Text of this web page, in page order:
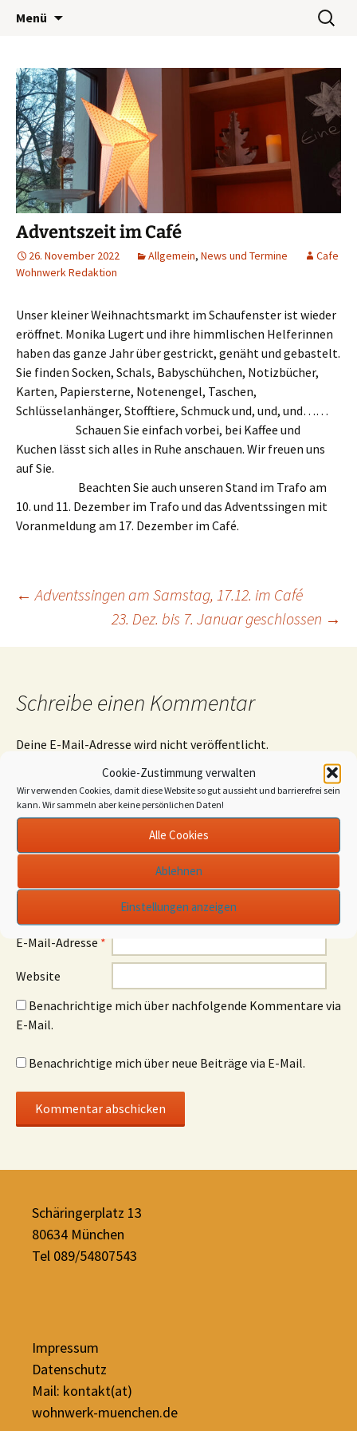
Cookie-Zustimmung verwalten
Wir verwenden Cookies, damit diese Website so gut aussieht und barrierefrei sein
kann. Wir sammeln aber keine persönlichen Daten!
Alle Cookies
Ablehnen
Einstellungen anzeigen
Café Wohnwerk
Wohnwerk München e.V.
Menü
Suchen
nach:
Adventszeit im Café
26. November 2022 Allgemein, News und Termine
Cafe
Wohnwerk Redaktion
Unser kleiner Weihnachtsmarkt im Schaufenster ist wieder
eröffnet. Monika Lugert und ihre himmlischen Helferinnen
haben das ganze Jahr über gestrickt, genäht und gebastelt.
Sie finden Socken, Schals, Babyschühchen, Notizbücher,
Karten, Papiersterne, Notenengel, Taschen,
Schlüsselanhänger, Stofftiere, Schmuck und, und, und……
Schauen Sie einfach vorbei, bei Kaffee und
Kuchen lässt sich alles in Ruhe anschauen. Wir freuen uns
auf Sie.
Beachten Sie auch unseren Stand im Trafo am
10. und 11. Dezember im Trafo und das Adventssingen mit
Voranmeldung am 17. Dezember im Café.
Beitragsnavigation
← Adventssingen am Samstag, 17.12. im Café
23. Dez. bis 7. Januar geschlossen →
Schreibe einen Kommentar
Deine E-Mail-Adresse wird nicht veröffentlicht.
Kommentar*
E-Mail-Adresse *
Website
Benachrichtige mich über nachfolgende Kommentare via
E-Mail.
Benachrichtige mich über neue Beiträge via E-Mail.
Schäringerplatz 13
80634 München
Tel 089/54807543
Impressum
Datenschutz
Mail: kontakt(at)
wohnwerk-muenchen.de